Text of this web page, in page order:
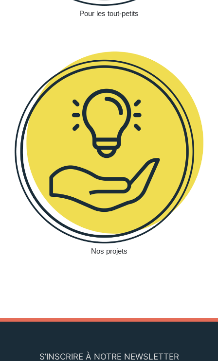
Pour les tout-petits
Nos projets
S’INSCRIRE À NOTRE NEWSLETTER